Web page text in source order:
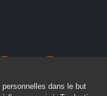
dans le but